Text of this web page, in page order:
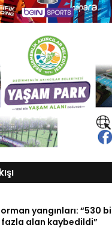
yangınları: “530
alan kaybedildi”